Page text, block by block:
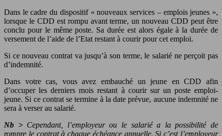
Dans le cadre du dispositif « nouveaux services – emplois jeunes »,
lorsque le CDD est rompu avant terme, un nouveau CDD peut être
conclu pour le même poste. Sa durée est alors égale à la durée de
versement de l’aide de l’Etat restant à courir pour cet emploi.
Si ce nouveau contrat va jusqu’à son terme, le salarié ne perçoit pas
d’indemnité.
Dans votre cas, vous avez embauché un jeune en CDD afin
d’occuper les derniers mois restant à courir sur un poste emploi-
jeune. Si ce contrat se termine à la date prévue, aucune indemnité ne
sera à verser au salarié.
Nb >Cependant, l’employeur ou le salarié a la possibilité de
rompre le contrat à chaque échéance annuelle. Si c’est l’employeur